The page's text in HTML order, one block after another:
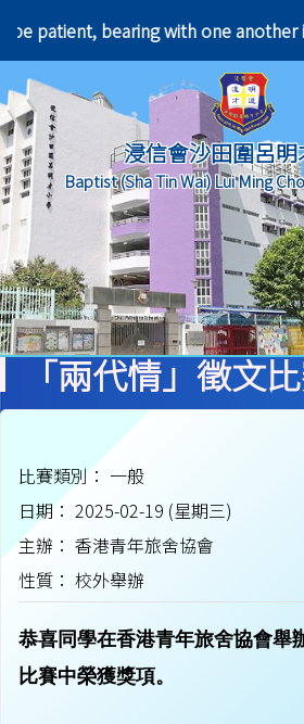
patient, bearing with one another
浸信會沙田圍呂
Baptist (Sha Tin Wai) Lui Ming
「兩代情」徵文
比賽類別： 一般
日期： 2025-02-19 (星期三)
主辦： 香港青年旅舍協會
性質： 校外舉辦
恭喜同學在香港青年旅舍協會舉
比賽中榮獲獎項。